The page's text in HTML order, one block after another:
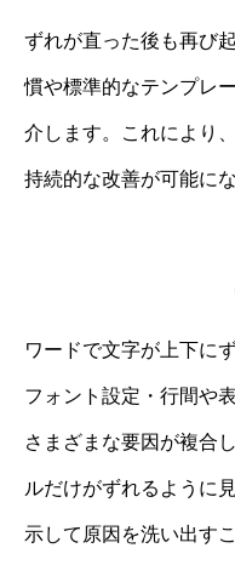
ずれが直った後も再び
慣や標準的なテンプレ
介します。これにより
持続的な改善が可能にな
ワードで文字が上下に
フォント設定・行間や
さまざまな要因が複合
ルだけがずれるように
示して原因を洗い出す